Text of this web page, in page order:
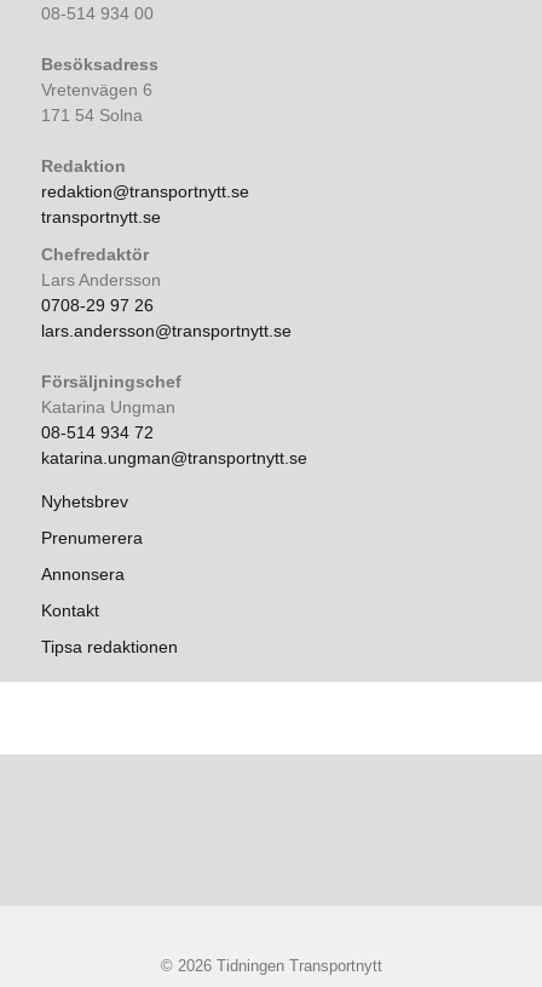
08-514 934 00
Besöksadress
Vretenvägen 6
171 54 Solna
Redaktion
redaktion@transportnytt.se
transportnytt.se
Chefredaktör
Lars Andersson
0708-29 97 26
lars.andersson@transportnytt.se
Försäljningschef
Katarina Ungman
08-514 934 72
katarina.ungman@transportnytt.se
Nyhetsbrev
Prenumerera
Annonsera
Kontakt
Tipsa redaktionen
© 2026 Tidningen Transportnytt